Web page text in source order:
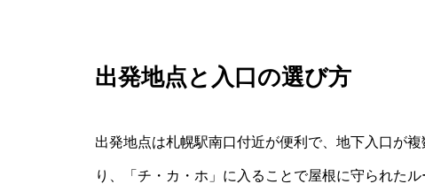
出発地点と入口の選び方
出発地点は札幌駅南口付近が便利で、地下入口が
り、「チ・カ・ホ」に入ることで屋根に守られた